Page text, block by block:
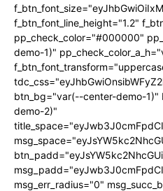
f_btn_font_line_height="1.2"
pp_check_color="#000000"
demo-1)"
btn_bg="var(--center-demo-1)"
demo-2)"
msg_err_radius="0"